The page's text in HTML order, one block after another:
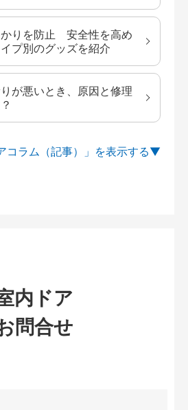
かりを防止 安全性を高め
プ別のグッズを紹介
が悪いとき、原因と修理
コラム（記事）」を
内ドア
問合せ